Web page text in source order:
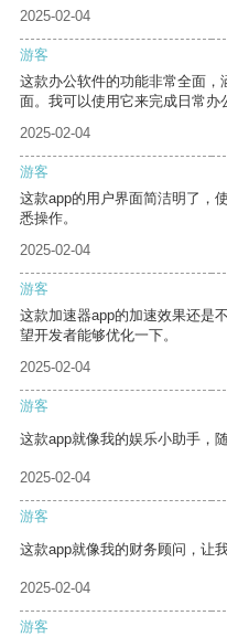
2025-02-04
游客
这款办公软件的功能非常全面
面。我可以使用它来完成日常办
2025-02-04
游客
这款app的用户界面简洁明了，
悉操作。
2025-02-04
游客
这款加速器app的加速效果还是
望开发者能够优化一下。
2025-02-04
游客
这款app就像我的娱乐小助手，
2025-02-04
游客
这款app就像我的财务顾问，让
2025-02-04
游客